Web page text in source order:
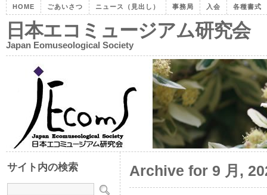
HOME ごあいさつ ニュース（見出し） 事務局 入会 各種書式
日本エコミュージアム研究会
Japan Eomuseological Society
Archive for 9 月,
サイト内の検索